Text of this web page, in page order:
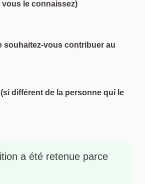
vous le connaissez)
souhaitez-vous contribuer au
différent de la personne qui le
a été retenue parce